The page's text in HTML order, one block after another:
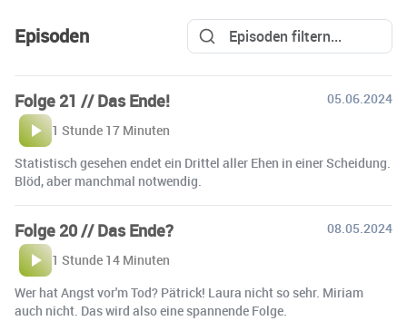
Episoden
Folge 21 // Das Ende!
05.06.2024
1 Stunde 17 Minuten
Statistisch gesehen endet ein Drittel aller Ehen in einer Scheidung.
Blöd, aber manchmal notwendig.
Folge 20 // Das Ende?
08.05.2024
1 Stunde 14 Minuten
Wer hat Angst vor'm Tod? Pätrick! Laura nicht so sehr. Miriam
auch nicht. Das wird also eine spannende Folge.